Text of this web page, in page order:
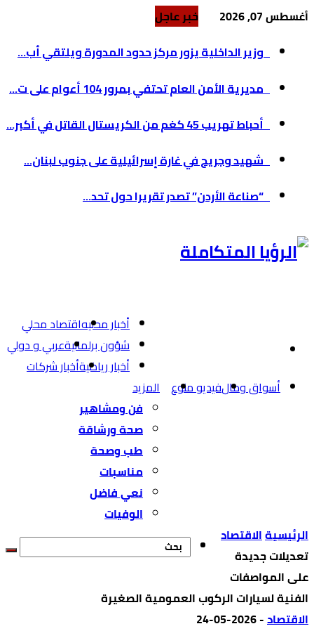
أغسطس 07, 2026
خبر عاجل
وزير الداخلية يزور مركز حدود المدورة ويلتقي أب...
مديرية الأمن العام تحتفي بمرور 104 أعوام على ت...
أحباط تهريب 45 كغم من الكريستال القاتل في أكبر...
شهيد وجريح في غارة إسرائيلية على جنوب لبنان...
“صناعة الأردن” تصدر تقريرا حول تحد...
أخبار محليهاقتصاد محلي
شؤون برلمانيةعربي و دولي
أخبار رياضيةأخبار شركات
أسواق ومالفيديو منوع المزيد
فن ومشاهير
صحة ورشاقة
طب وصحة
مناسبات
نعي فاضل
الوفيات
‫الرئيسية‬الاقتصاد
تعديلات جديدة
على المواصفات
الفنية لسيارات الركوب العمومية الصغيرة
الاقتصاد-
2026-05-24